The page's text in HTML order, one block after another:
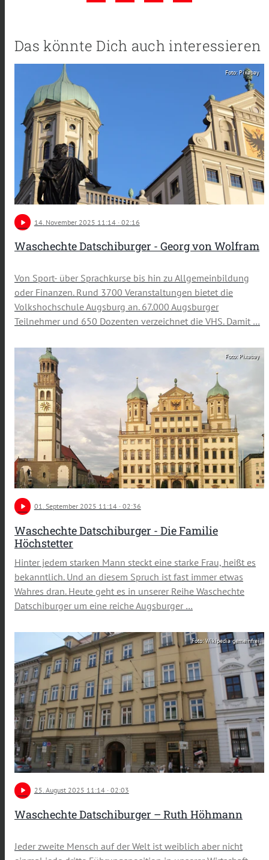
Das könnte Dich auch interessieren
Foto: Pixabay
play_arrow 14. November 2025 11:14· 02:16
Waschechte Datschiburger - Georg von Wolfram
Von Sport- über Sprachkurse bis hin zu Allgemeinbildung
oder Finanzen. Rund 3700 Veranstaltungen bietet die
Volkshochschule Augsburg an. 67.000 Augsburger
Teilnehmer und 650 Dozenten verzeichnet die VHS. Damit …
Foto: Pixabay
play_arrow 01 . September 2025 11:14· 02:36
Waschechte Datschiburger - Die Familie
Höchstetter
Hinter jedem starken Mann steckt eine starke Frau, heißt es
bekanntlich. Und an diesem Spruch ist fast immer etwas
Wahres dran. Heute geht es in unserer Reihe Waschechte
Datschiburger um eine reiche Augsburger …
Foto: Wikipedia gemeinfrei
play_arrow 25. August 2025 11:14· 02:03
Waschechte Datschiburger – Ruth Höhmann
Jeder zweite Mensch auf der Welt ist weiblich aber nicht